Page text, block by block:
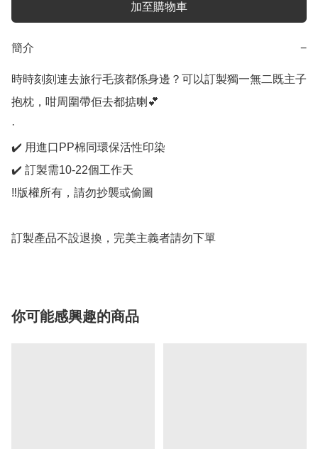
加至購物車
簡介 −
時時刻刻連去旅行毛孩都係身邊？可以訂製獨一無二既主子
抱枕，咁周圍帶佢去都掂喇💕
·
✔️ 用進口PP棉同環保活性印染
✔️ 訂製需10-22個工作天
‼️版權所有，請勿抄襲或偷圖
訂製產品不設退換，完美主義者請勿下單
你可能感興趣的商品